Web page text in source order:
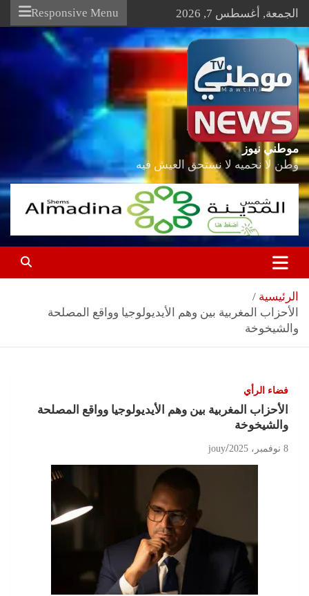
Skip
content
الجمعة, أغسطس 7, 2026 Responsive Menu
موطني نيوز
وطن لا نحميه لا نستحق العيش فيه
الرئيسية
الأحزاب المغربية بين وهم الأيديولوجيا وواقع المصلحة
والشيخوخة
فضاء الرأي
الأحزاب المغربية بين وهم الأيديولوجيا وواقع المصلحة
والشيخوخة
8 نوفمبر، 2025 jouy